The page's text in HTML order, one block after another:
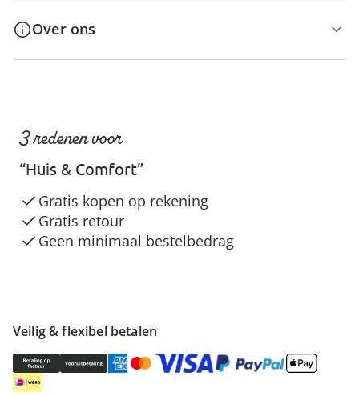
Over ons
Veilig & flexibel betalen
3 redenen voor
“Huis & Comfort”
Gratis kopen op rekening
Gratis retour
Geen minimaal bestelbedrag